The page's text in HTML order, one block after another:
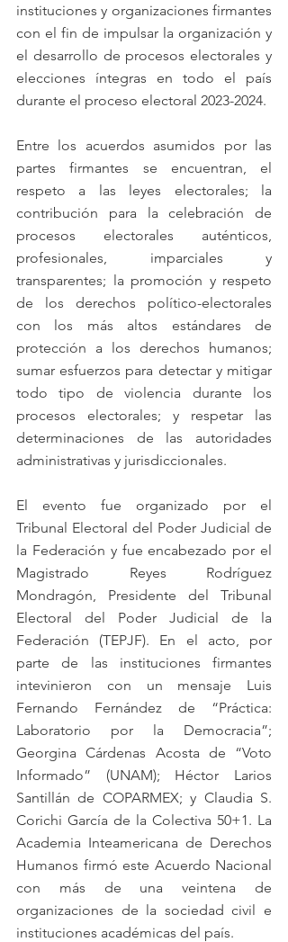
instituciones y organizaciones firmantes
con el fin de impulsar la organización y
el desarrollo de procesos electorales y
elecciones íntegras en todo el país
durante el proceso electoral 2023-2024.
Entre los acuerdos asumidos por las
partes firmantes se encuentran, el
respeto a las leyes electorales; la
contribución para la celebración de
procesos electorales auténticos,
profesionales, imparciales y
transparentes; la promoción y respeto
de los derechos político-electorales
con los más altos estándares de
protección a los derechos humanos;
sumar esfuerzos para detectar y mitigar
todo tipo de violencia durante los
procesos electorales; y respetar las
determinaciones de las autoridades
administrativas y jurisdiccionales.
El evento fue organizado por el
Tribunal Electoral del Poder Judicial de
la Federación y fue encabezado por el
Magistrado Reyes Rodríguez
Mondragón, Presidente del Tribunal
Electoral del Poder Judicial de la
Federación (TEPJF). En el acto, por
parte de las instituciones firmantes
intevinieron con un mensaje Luis
Fernando Fernández de “Práctica:
Laboratorio por la Democracia”;
Georgina Cárdenas Acosta de “Voto
Informado” (UNAM); Héctor Larios
Santillán de COPARMEX; y Claudia S.
Corichi García de la Colectiva 50+1. La
Academia Inteamericana de Derechos
Humanos firmó este Acuerdo Nacional
con más de una veintena de
organizaciones de la sociedad civil e
instituciones académicas del país.